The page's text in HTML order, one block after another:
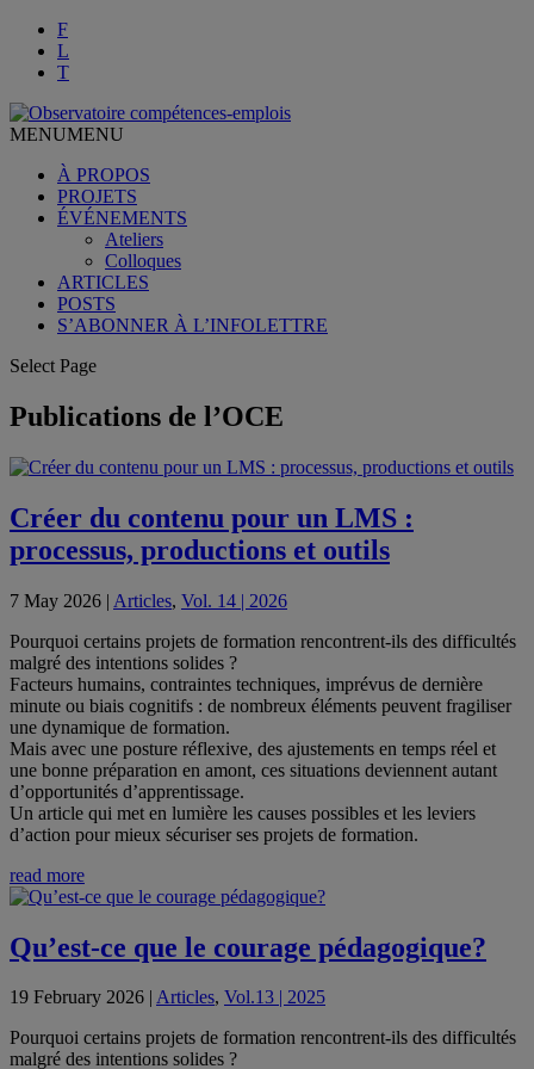
F
L
T
MENUMENU
À PROPOS
PROJETS
ÉVÉNEMENTS
Ateliers
Colloques
ARTICLES
POSTS
S’ABONNER À L’INFOLETTRE
Select Page
Publications de l’OCE
Créer du contenu pour un LMS :
processus, productions et outils
7 May 2026 | Articles, Vol. 14 | 2026
Pourquoi certains projets de formation rencontrent-ils des difficultés
malgré des intentions solides ?
Facteurs humains, contraintes techniques, imprévus de dernière
minute ou biais cognitifs : de nombreux éléments peuvent fragiliser
une dynamique de formation.
Mais avec une posture réflexive, des ajustements en temps réel et
une bonne préparation en amont, ces situations deviennent autant
d’opportunités d’apprentissage.
Un article qui met en lumière les causes possibles et les leviers
d’action pour mieux sécuriser ses projets de formation.
read more
Qu’est-ce que le courage pédagogique?
19 February 2026 | Articles, Vol.13 | 2025
Pourquoi certains projets de formation rencontrent-ils des difficultés
malgré des intentions solides ?